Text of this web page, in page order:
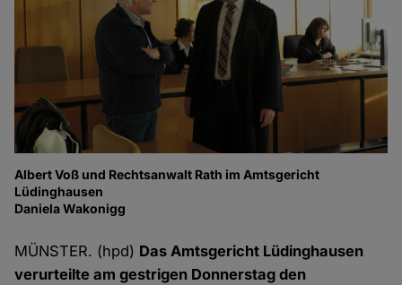
Albert Voß und Rechtsanwalt Rath im Amtsgericht
Lüdinghausen
Daniela Wakonigg
MÜNSTER. (hpd) Das Amtsgericht Lüdinghausen
verurteilte am gestrigen Donnerstag den